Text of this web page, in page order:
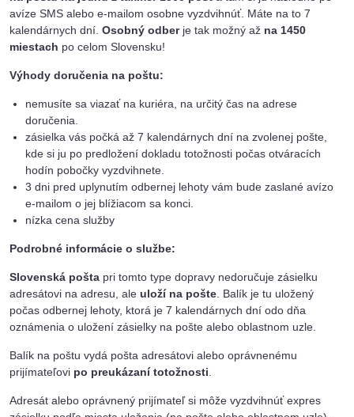
avíze SMS alebo e-mailom osobne vyzdvihnúť. Máte na to 7
kalendárnych dní. Osobný odberje tak možný až na 1450
miestach po celom Slovensku!
Výhody doručenia na poštu:
nemusíte sa viazať na kuriéra, na určitý čas na adrese
doručenia.
zásielka vás počká až 7 kalendárnych dní na zvolenej pošte,
kde si ju po predložení dokladu totožnosti počas otváracích
hodín pobočky vyzdvihnete.
3 dni pred uplynutím odbernej lehoty vám bude zaslané avízo
e-mailom o jej blížiacom sa konci.
nízka cena služby
Podrobné informácie o službe:
Slovenská pošta pri tomto type dopravy nedoručuje zásielku
adresátovi na adresu, ale uloží na pošte . Balík je tu uložený
počas odbernej lehoty, ktorá je 7 kalendárnych dní odo dňa
oznámenia o uložení zásielky na pošte alebo oblastnom uzle.
Balík na poštu vydá pošta adresátovi alebo oprávnenému
prijímateľovi po preukázaní totožnosti
Adresát alebo oprávnený prijímateľ si môže vyzdvihnúť expres